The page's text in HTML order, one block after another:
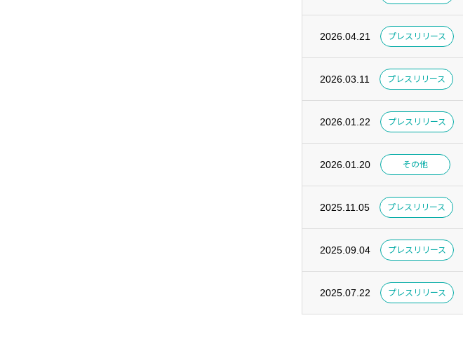
2026.04.21 プレスリリース
2026.03.11 プレスリリース
2026.01.22 プレスリリース
2026.01.20 その他
2025.11.05 プレスリリース
2025.09.04 プレスリリース
2025.07.22 プレスリリース